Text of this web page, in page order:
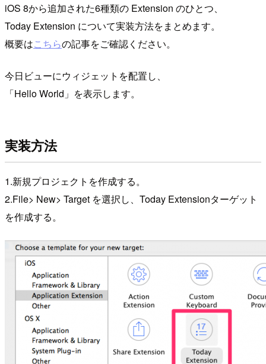
iOS 8から追加された6種類の Extension のひとつ、
Today Extension について実装方法をまとめます。
概要はこちらの記事をご確認ください。
今日ビューにウィジェットを配置し、
「Hello World」を表示します。
実装方法
1.新規プロジェクトを作成する。
2.File> New> Target を選択し、Today Extensionターゲット
を作成する。